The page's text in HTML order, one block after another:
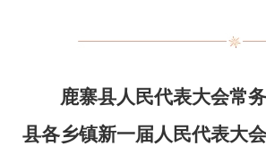
鹿寨县人民代表大会常
县各乡镇新一届人民代表大